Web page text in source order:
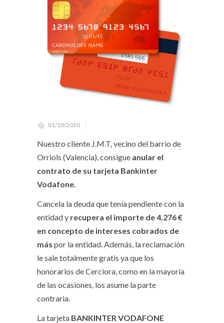
01/10/2020
Nuestro cliente J.M.T, vecino del barrio de
Orriols (Valencia), consigue anular el
contrato de su tarjeta Bankinter
Vodafone.
Cancela la deuda que tenía pendiente con la
entidad y recupera el importe de 4.276 €
en concepto de intereses cobrados de
más por la entidad. Además, la reclamación
le sale totalmente gratis ya que los
honorarios de Cerciora, como en la mayoría
de las ocasiones, los asume la parte
contraria.
La tarjeta BANKINTER VODAFONE